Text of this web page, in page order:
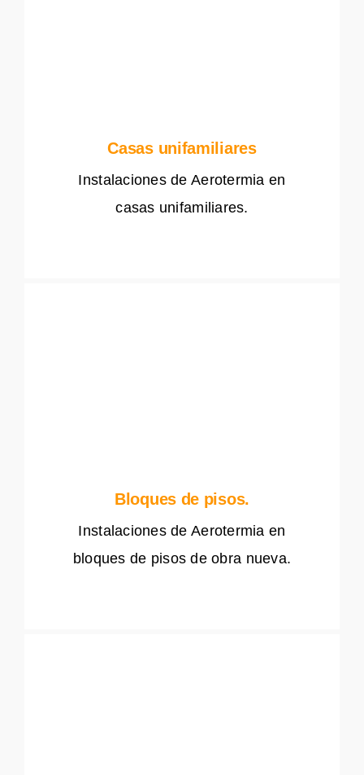
Casas unifamiliares
Instalaciones de Aerotermia en
casas unifamiliares.
Bloques de pisos.
Instalaciones de Aerotermia en
bloques de pisos de obra nueva.